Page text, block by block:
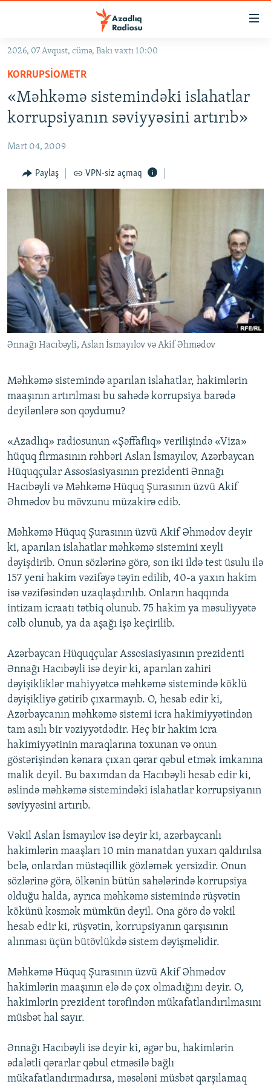
Əsas
qayıt
Əsas
naviqasiyaya
qayıt
GÜNDƏM
#İZAHLA
#ƏSLINDƏ
FƏRQƏ BAX
QANUNI DOĞRU
ARAŞDIRMA
MULTIMEDIA
VIDEO
FOTOQALEREYA
İNFOQRAFIKA
KARIKATURA
RADIO ARXIV
OXU ZALI
AZƏRBAYCAN ƏDƏBIYYATI KITABXANASI
İSLAM VƏ DEMOKRATIYA
İZ - MƏDƏNIYYƏT PROQRAMI
HAQQIMIZDA
MISSIYAMIZ
PEŞƏ ETIKASI VƏ JURNALISTIKA STANDARTLARIMIZ
MATERIALLARIMIZDAN ISTIFADƏ
AZADLIQRADIOSU MOBIL TELEFONUNUZDA
XƏBƏR BÜLLETENLƏRIMIZ
BIZI IZLƏ
RFE/RL-in bütün saytları
2026, 07 Avqust, cümə, Bakı vaxtı 10:00
KORRUPSIOMETR
«Məhkəmə sistemindəki islahatlar
korrupsiyanın səviyyəsini artırıb»
Mart 04, 2009
Paylaş VPN-siz açmaq
Ənnağı Hacıbəyli, Aslan İsmayılov və Akif Əhmədov
Məhkəmə sistemində aparılan islahatlar, hakimlərin
maaşının artırılması bu sahədə korrupsiya barədə
deyilənlərə son qoydumu?
«Azadlıq» radiosunun «Şəffaflıq» verilişində «Viza»
hüquq firmasının rəhbəri Aslan İsmayılov, Azərbaycan
Hüquqçular Assosiasiyasının prezidenti Ənnağı
Hacıbəyli və Məhkəmə Hüquq Şurasının üzvü Akif
Əhmədov bu mövzunu müzakirə edib.
Məhkəmə Hüquq Şurasının üzvü Akif Əhmədov deyir
ki, aparılan islahatlar məhkəmə sistemini xeyli
dəyişdirib. Onun sözlərinə görə, son iki ildə test üsulu ilə
157 yeni hakim vəzifəyə təyin edilib, 40-a yaxın hakim
isə vəzifəsindən uzaqlaşdırılıb. Onların haqqında
intizam icraatı tətbiq olunub. 75 hakim ya məsuliyyətə
cəlb olunub, ya da aşağı işə keçirilib.
Azərbaycan Hüquqçular Assosiasiyasının prezidenti
Ənnağı Hacıbəyli isə deyir ki, aparılan zahiri
dəyişikliklər mahiyyətcə məhkəmə sistemində köklü
dəyişikliyə gətirib çıxarmayıb. O, hesab edir ki,
Azərbaycanın məhkəmə sistemi icra hakimiyyətindən
tam asılı bir vəziyyətdədir. Heç bir hakim icra
hakimiyyətinin maraqlarına toxunan və onun
göstərişindən kənara çıxan qərar qəbul etmək imkanına
malik deyil. Bu baxımdan da Hacıbəyli hesab edir ki,
əslində məhkəmə sistemindəki islahatlar korrupsiyanın
səviyyəsini artırıb.
Vəkil Aslan İsmayılov isə deyir ki, azərbaycanlı
hakimlərin maaşları 10 min manatdan yuxarı qaldırılsa
belə, onlardan müstəqillik gözləmək yersizdir. Onun
sözlərinə görə, ölkənin bütün sahələrində korrupsiya
olduğu halda, ayrıca məhkəmə sistemində rüşvətin
kökünü kəsmək mümkün deyil. Ona görə də vəkil
hesab edir ki, rüşvətin, korrupsiyanın qarşısının
alınması üçün bütövlükdə sistem dəyişməlidir.
Məhkəmə Hüquq Şurasının üzvü Akif Əhmədov
hakimlərin maaşının elə də çox olmadığını deyir. O,
hakimlərin prezident tərəfindən mükafatlandırılmasını
müsbət hal sayır.
Ənnağı Hacıbəyli isə deyir ki, əgər bu, hakimlərin
ədalətli qərarlar qəbul etməsilə bağlı
mükafatlandırmadırsa, məsələni müsbət qarşılamaq